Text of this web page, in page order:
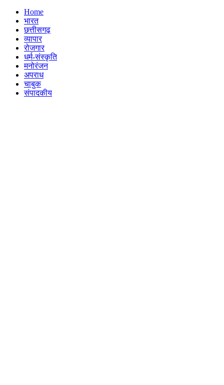
Menu
Home
भारत
छत्तीसगढ़
व्यापार
रोजगार
धर्म-संस्कृति
मनोरंजन
अपराध
चाबुक
संपादकीय